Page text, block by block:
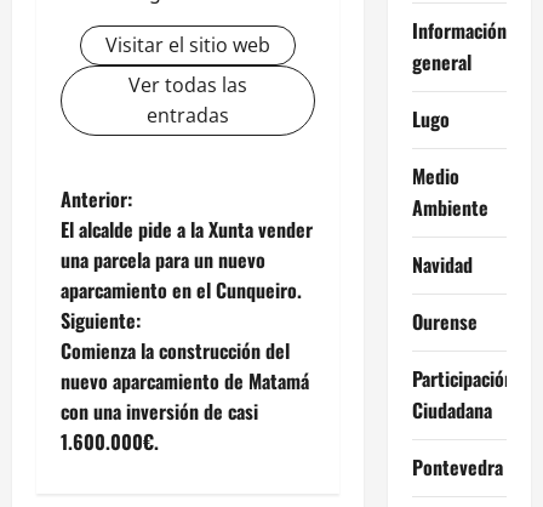
Visitar el sitio web
Ver todas las
entradas
N
a
v
e
g
a
Anterior:
El alcalde pide a la Xunta vender
una parcela para un nuevo
aparcamiento en el Cunqueiro.
Siguiente:
Comienza la construcción del
nuevo aparcamiento de Matamá
con una inversión de casi
1.600.000€.
Información
general
Lugo
Medio
Ambiente
Navidad
Ourense
Participación
Ciudadana
Pontevedra